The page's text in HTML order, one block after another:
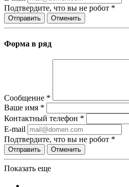
Подтвердите, что вы не робот *
Отправить Отменить
Форма в ряд
Сообщение *
Ваше имя *
Контактный телефон *
E-mail
Подтвердите, что вы не робот *
Отправить Отменить
Показать еще